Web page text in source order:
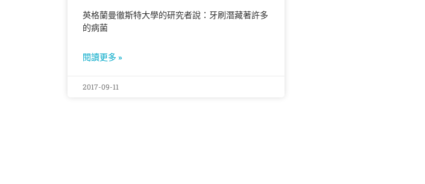
英格蘭曼徹斯特大學的研究者說：牙刷潛藏著許多
的病菌
閱讀更多 »
2017-09-11